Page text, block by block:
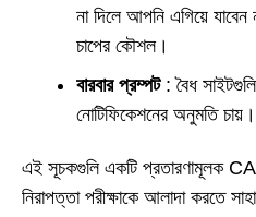
না দিলে আপনি এগিয়ে যাবেন
চাপের কৌশল।
বারবার প্রম্পট: বৈধ
নোটিফিকেশনের অনুমতি চায়।
এই সূচকগুলি একটি প্রতারণামূলক
নিরাপত্তা পরীক্ষাকে আলাদা করতে